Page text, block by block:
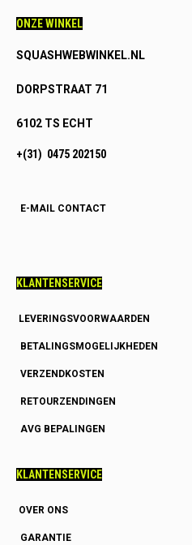
ONZE WINKEL
SQUASHWEBWINKEL.NL
DORPSTRAAT 71
6102 TS ECHT
+(31) 0475 202150
E-MAIL CONTACT
KLANTENSERVICE
LEVERINGSVOORWAARDEN
BETALINGSMOGELIJKHEDEN
VERZENDKOSTEN
RETOURZENDINGEN
AVG BEPALINGEN
KLANTENSERVICE
OVER ONS
GARANTIE